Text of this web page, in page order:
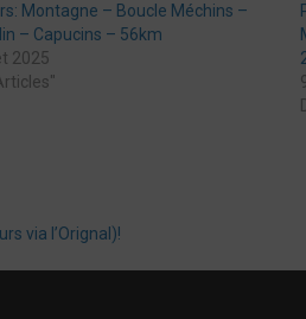
Montagne – Boucle Méchins –
– Capucins – 56km
2025
via l’Orignal)!